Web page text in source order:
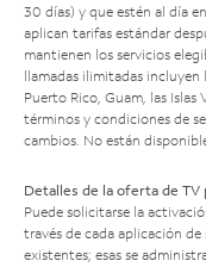
30 días) y que estén al día
aplican tarifas estándar
mantienen los servicios
llamadas ilimitadas incluyen
Puerto Rico, Guam, las Islas
términos y condiciones de
cambios. No están
Detalles de la oferta de TV
Puede solicitarse la
través de cada aplicación
existentes; esas se